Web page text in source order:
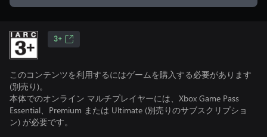
3+
このコンテンツを利用するにはゲームを購入する必要があります
(別売り)。
本体でのオンライン マルチプレイヤーには、Xbox Game Pass
Essential、Premium または Ultimate (別売りのサブスクリプショ
ン) が必要です。